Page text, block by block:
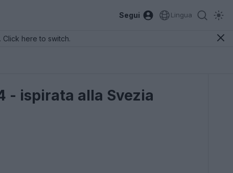
Segui Lingua
Click here to switch.
- ispirata alla Svezia